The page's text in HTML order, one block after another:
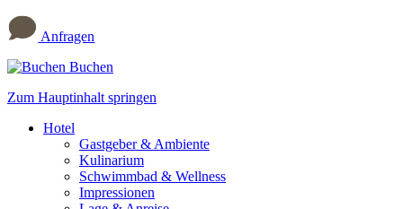
Anfragen
Buchen
Zum Hauptinhalt springen
Hotel
Gastgeber & Ambiente
Kulinarium
Schwimmbad & Wellness
Impressionen